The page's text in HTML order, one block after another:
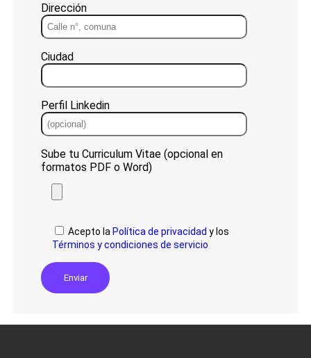
Dirección
Ciudad
Perfil Linkedin
Sube tu Curriculum Vitae (opcional en
formatos PDF o Word)
Acepto la Política de privacidad y los
Términos y condiciones de servicio